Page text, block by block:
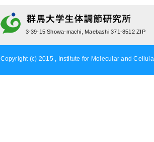
3-39-15 Showa-machi, Maebashi 371-8512 ZIP
Copyright (c) 2015 , Institute for Molecular and